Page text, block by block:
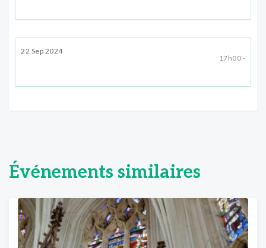
22 Sep 2024
17h00 -
Événements similaires